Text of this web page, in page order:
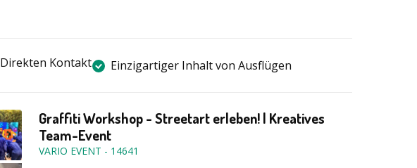
Direkten Kontakt Einzigartiger Inhalt von Ausflügen
Graffiti Workshop - Streetart erleben! | Kreatives
Team-Event
VARIO EVENT - 14641